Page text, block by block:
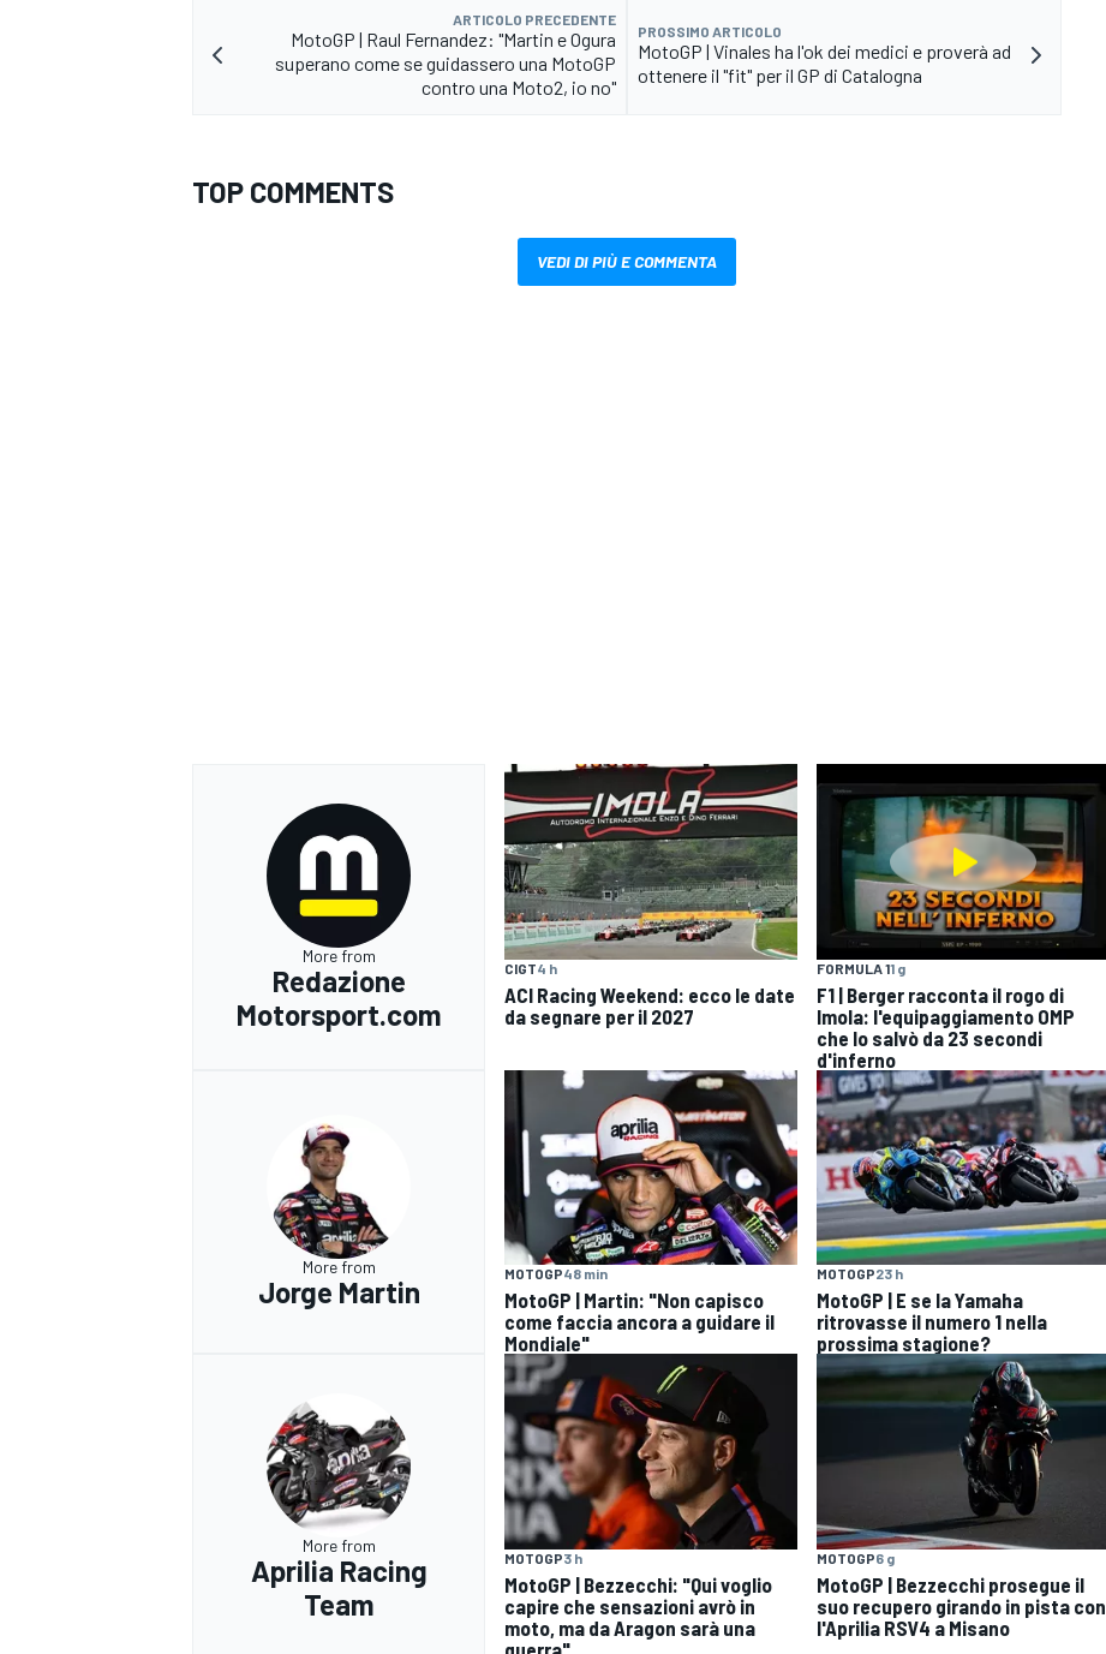
ARTICOLO PRECEDENTE
MotoGP | Raul Fernandez: "Martin e Ogura
superano come se guidassero una MotoGP
contro una Moto2, io no"
PROSSIMO ARTICOLO
MotoGP | Vinales ha l'ok dei medici e proverà ad
ottenere il "fit" per il GP di Catalogna
TOP COMMENTS
VEDI DI PIÙ E COMMENTA
More from
Redazione
Motorsport.com
CIGT4 h
ACI Racing Weekend: ecco le date
da segnare per il 2027
FORMULA 11 g
F1 | Berger racconta il rogo di
Imola: l'equipaggiamento OMP
che lo salvò da 23 secondi
d'inferno
More from
Jorge Martin
MOTOGP48 min
MotoGP | Martin: "Non capisco
come faccia ancora a guidare il
Mondiale"
MOTOGP23 h
MotoGP | E se la Yamaha
ritrovasse il numero 1 nella
prossima stagione?
More from
Aprilia Racing
Team
MOTOGP3 h
MotoGP | Bezzecchi: "Qui voglio
capire che sensazioni avrò in
moto, ma da Aragon sarà una
MOTOGP6 g
MotoGP | Bezzecchi prosegue il
suo recupero girando in pista con
l'Aprilia RSV4 a Misano